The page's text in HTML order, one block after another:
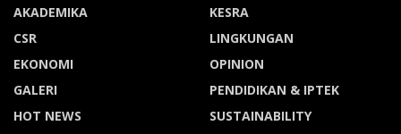
AKADEMIKA
CSR
EKONOMI
GALERI
HOT NEWS
KESRA
LINGKUNGAN
OPINION
PENDIDIKAN & IPTEK
SUSTAINABILITY